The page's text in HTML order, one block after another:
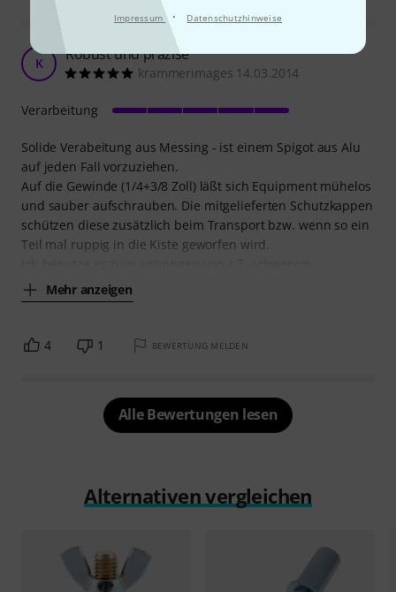
Impressum · Datenschutzhinweise
K Robust und präzise
krammerimages 14.03.2014
Solide Verabeitung aus Messing - ist einem Spigot aus Alu
auf jeden Fall vorzuziehen.
Auf die Gewinde (1/4+3/8 Zoll) läßt sich Equipment mühelos
und sauber aufschrauben. Die mitgelieferten Schutzkappen
schützen diese zusätzlich beim Transport bzw. wenn so ein
Teil mal ruppig in die Kiste geworfen wird.
Mehr anzeigen
Verarbeitung
4 1 BEWERTUNG MELDEN
Alle Bewertungen lesen
Alternativen vergleichen